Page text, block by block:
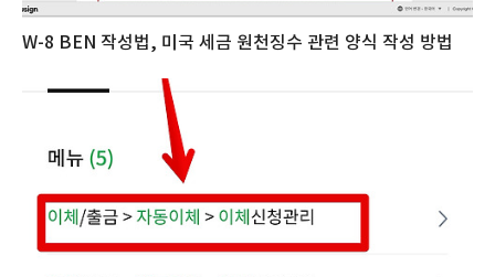
W-8 BEN 작성법, 미국 세금 원천징수 관련 양식 작성 방법